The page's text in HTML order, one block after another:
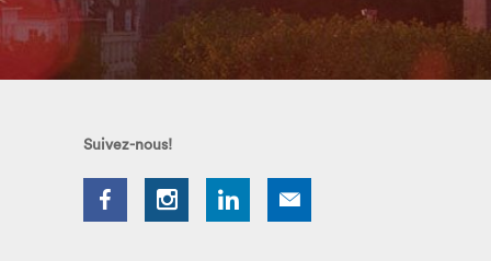
Suivez-nous!